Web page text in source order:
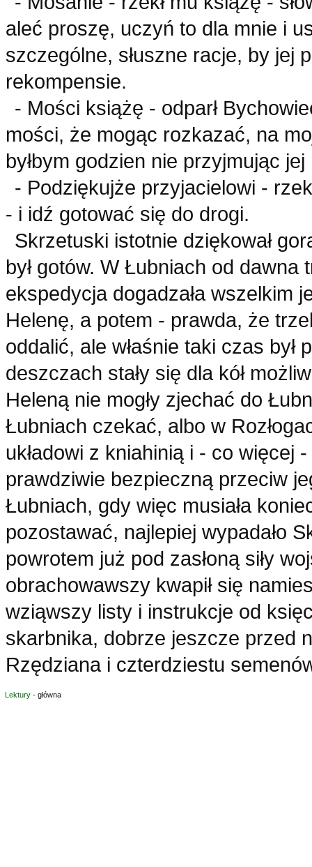
aleć proszę, uczyń to dla mnie i
szczególne, słuszne racje, by jej
rekompensie.
- Mości książę - odparł
mości, że mogąc rozkazać, na
byłbym godzien nie przyjmując
- Podziękujże przyjacielowi -
- i idź gotować się do drogi.
Skrzetuski istotnie dziękował
był gotów. W Łubniach od
ekspedycja dogadzała wszelkim
Helenę, a potem - prawda, że
oddalić, ale właśnie taki czas
deszczach stały się dla kół
Heleną nie mogły zjechać do
Łubniach czekać, albo w
układowi z kniahinią i - co więcej
prawdziwie bezpieczną przeciw
Łubniach, gdy więc musiała
pozostawać, najlepiej wypadało
powrotem już pod zasłoną siły
obrachowawszy kwapił się
wziąwszy listy i instrukcje od
skarbnika, dobrze jeszcze przed
Rzędziana i czterdziestu
Lektury- główna